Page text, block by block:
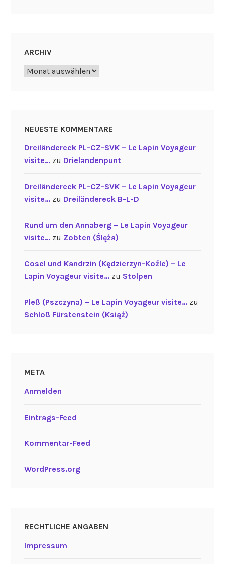
ARCHIV
Archiv
NEUESTE KOMMENTARE
Dreiländereck PL-CZ-SVK – Le Lapin Voyageur
visite…zu Drielandenpunt
Dreiländereck PL-CZ-SVK – Le Lapin Voyageur
visite…zu Dreiländereck B-L-D
Rund um den Annaberg – Le Lapin Voyageur
visite…zu Zobten (Ślęża)
Cosel und Kandrzin (Kędzierzyn-Koźle) – Le
Lapin Voyageur visite…zu Stolpen
Pleß (Pszczyna) – Le Lapin Voyageur visite…zu
Schloß Fürstenstein (Książ)
META
Anmelden
Eintrags-Feed
Kommentar-Feed
WordPress.org
RECHTLICHE ANGABEN
Impressum